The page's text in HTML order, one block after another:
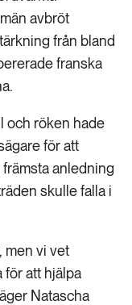
avbröt
från bland
franska
och röken hade
för att
anledning
skulle falla i
men vi vet
för att hjälpa
Natascha